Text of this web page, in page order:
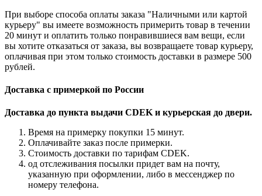
При выборе способа оплаты заказа "Наличными или картой
курьеру" вы имеете возможность примерить товар в течении
20 минут и оплатить только понравившиеся вам вещи, если
вы хотите отказаться от заказа, вы возвращаете товар курьеру,
оплачивая при этом только стоимость доставки в размере 500
рублей.
Доставка с примеркой по России
Доставка до пункта выдачи CDEK и курьерская до двери.
Время на примерку покупки 15 минут.
Оплачивайте заказ после примерки.
Стоимость доставки по тарифам CDEK.
од отслеживания посылки придет вам на почту,
указанную при оформлении, либо в мессенджер по
номеру телефона.